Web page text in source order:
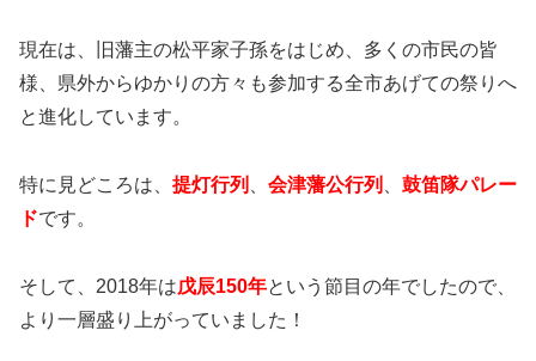
現在は、旧藩主の松平家子孫をはじめ、多くの市民の皆
様、県外からゆかりの方々も参加する全市あげての祭りへ
と進化しています。
特に見どころは、 提灯行列 会津藩公行列
鼓笛隊パレー
ドです。
そして、2018年は戊辰150年という節目の年でしたので、
より一層盛り上がっていました！